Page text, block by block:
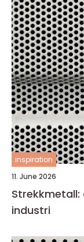
inspiration
11. June 2026
industri